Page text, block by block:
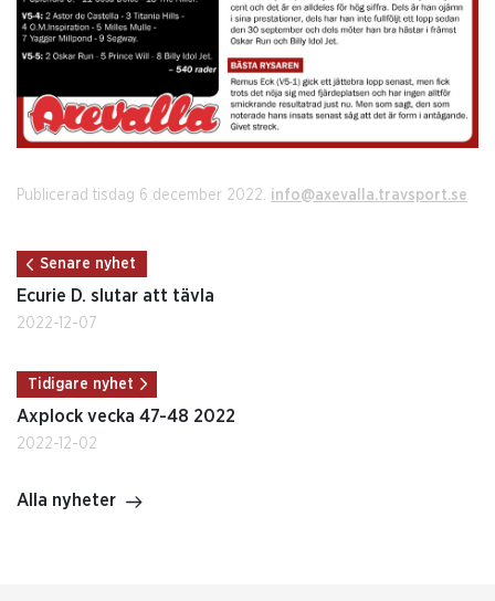
Publicerad tisdag 6 december 2022. info@axevalla.travsport.se
Senare nyhet
Ecurie D. slutar att tävla
2022-12-07
Tidigare nyhet
Axplock vecka 47-48 2022
2022-12-02
Alla nyheter